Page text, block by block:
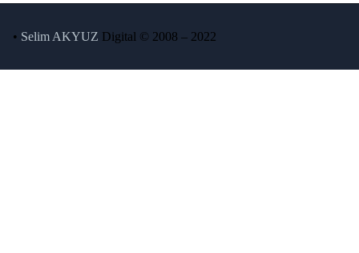
• Selim AKYUZ Digital © 2008 – 2022